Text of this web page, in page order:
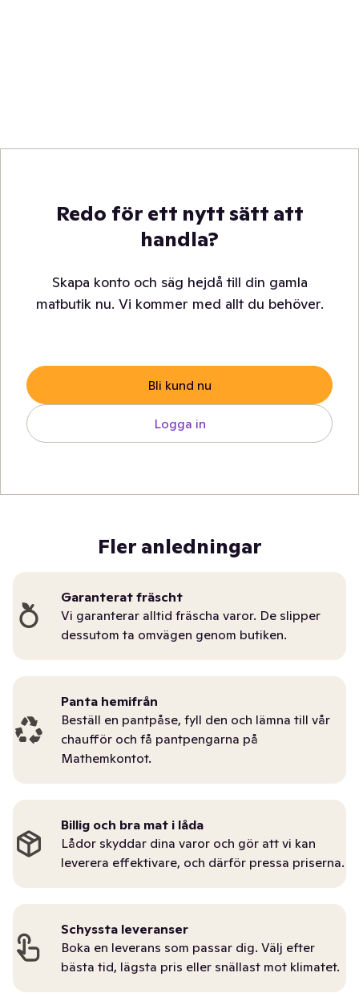
Redo för ett nytt sätt att
handla?
Skapa konto och säg hejdå till din gamla
matbutik nu. Vi kommer med allt du behöver.
Bli kund nu
Logga in
Fler anledningar
Garanterat fräscht
Vi garanterar alltid fräscha varor. De slipper
dessutom ta omvägen genom butiken.
Panta hemifrån
Beställ en pantpåse, fyll den och lämna till vår
chaufför och få pantpengarna på
Mathemkontot.
Billig och bra mat i låda
Lådor skyddar dina varor och gör att vi kan
leverera effektivare, och därför pressa priserna.
Schyssta leveranser
Boka en leverans som passar dig. Välj efter
bästa tid, lägsta pris eller snällast mot klimatet.